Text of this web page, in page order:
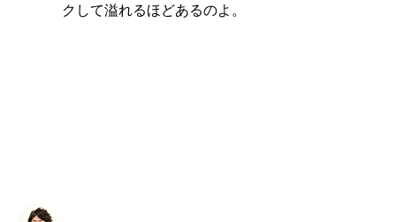
クして溢れるほどあるのよ。